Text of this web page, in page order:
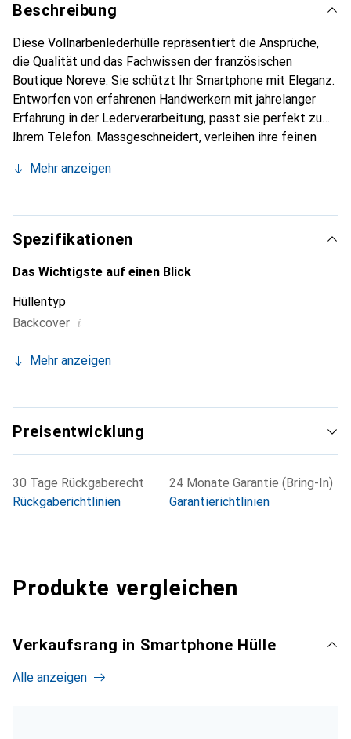
Beschreibung
Diese Vollnarbenlederhülle repräsentiert die Ansprüche,
die Qualität und das Fachwissen der französischen
Boutique Noreve. Sie schützt Ihr Smartphone mit Eleganz.
Entworfen von erfahrenen Handwerkern mit jahrelanger
Erfahrung in der Lederverarbeitung, passt sie perfekt zu
Ihrem Telefon. Massgeschneidert, verleihen ihre feinen
und unverzichtbaren Accessoire für Ihr Smartphone.
die Marke Noreve eine zuverlässige Wahl für eine
anspruchsvolle Kundschaft.
Mehr anzeigen
Spezifikationen
Das Wichtigste auf einen Blick
Hüllentyp
Backcover i
Mehr anzeigen
Preisentwicklung
30 Tage Rückgaberecht
Rückgaberichtlinien
24 Monate Garantie (Bring-In)
Garantierichtlinien
Produkte vergleichen
Verkaufsrang in Smartphone Hülle
Alle anzeigen